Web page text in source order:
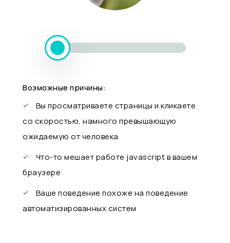
Возможные причины:
Вы просматриваете страницы и кликаете
со скоростью, намного превышающую
ожидаемую от человека
Что-то мешает работе javascript в вашем
браузере
Ваше поведение похоже на поведение
автоматизированных систем